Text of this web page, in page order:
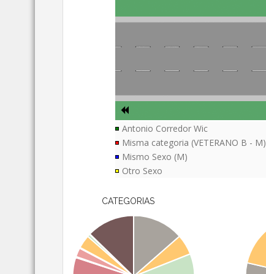
Antonio Corredor Wic
Misma categoria (VETERANO B - M)
Mismo Sexo (M)
Otro Sexo
CATEGORIAS